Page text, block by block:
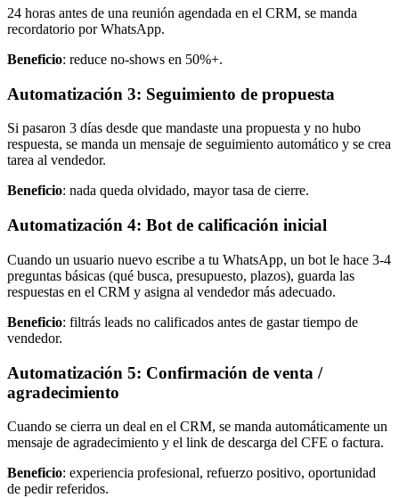
24 horas antes de una reunión agendada en el CRM, se manda
recordatorio por WhatsApp.
Beneficio: reduce no-shows en 50%+.
Automatización 3: Seguimiento de propuesta
Si pasaron 3 días desde que mandaste una propuesta y no hubo
respuesta, se manda un mensaje de seguimiento automático y se crea
tarea al vendedor.
Beneficio: nada queda olvidado, mayor tasa de cierre.
Automatización 4: Bot de calificación inicial
Cuando un usuario nuevo escribe a tu WhatsApp, un bot le hace 3-4
preguntas básicas (qué busca, presupuesto, plazos), guarda las
respuestas en el CRM y asigna al vendedor más adecuado.
Beneficio: filtrás leads no calificados antes de gastar tiempo de
vendedor.
Automatización 5: Confirmación de venta /
agradecimiento
Cuando se cierra un deal en el CRM, se manda automáticamente un
mensaje de agradecimiento y el link de descarga del CFE o factura.
Beneficio: experiencia profesional, refuerzo positivo, oportunidad
de pedir referidos.